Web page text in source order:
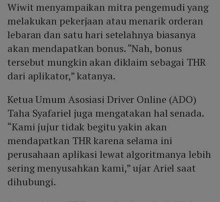
Wiwit menyampaikan mitra pengemudi yang
melakukan pekerjaan atau menarik orderan
lebaran dan satu hari setelahnya biasanya
akan mendapatkan bonus. “Nah, bonus
tersebut mungkin akan diklaim sebagai THR
dari aplikator,” katanya.
Ketua Umum Asosiasi Driver Online (ADO)
Taha Syafariel juga mengatakan hal senada.
“Kami jujur tidak begitu yakin akan
mendapatkan THR karena selama ini
perusahaan aplikasi lewat algoritmanya lebih
sering menyusahkan kami,” ujar Ariel saat
dihubungi.